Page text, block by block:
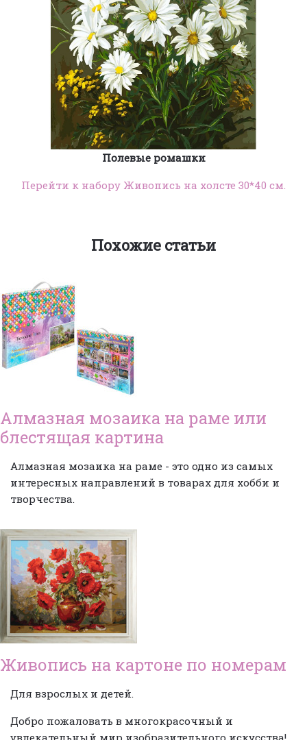
Полевые ромашки
Перейти к набору Живопись на холсте 30*40 см.
Похожие статьи
Алмазная мозаика на раме или
блестящая картина
Алмазная мозаика на раме - это одно из самых
интересных направлений в товарах для хобби и
творчества.
Живопись на картоне по номерам
Для взрослых и детей.
Добро пожаловать в многокрасочный и
увлекательный мир изобразительного искусства!